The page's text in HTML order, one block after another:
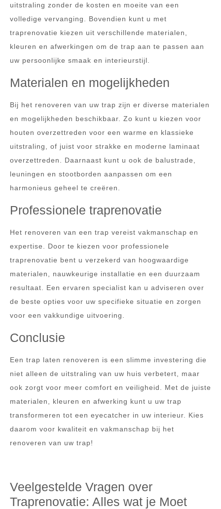
uitstraling zonder de kosten en moeite van een
volledige vervanging. Bovendien kunt u met
traprenovatie kiezen uit verschillende materialen,
kleuren en afwerkingen om de trap aan te passen aan
uw persoonlijke smaak en interieurstijl.
Materialen en mogelijkheden
Bij het renoveren van uw trap zijn er diverse materialen
en mogelijkheden beschikbaar. Zo kunt u kiezen voor
houten overzettreden voor een warme en klassieke
uitstraling, of juist voor strakke en moderne laminaat
overzettreden. Daarnaast kunt u ook de balustrade,
leuningen en stootborden aanpassen om een
harmonieus geheel te creëren.
Professionele traprenovatie
Het renoveren van een trap vereist vakmanschap en
expertise. Door te kiezen voor professionele
traprenovatie bent u verzekerd van hoogwaardige
materialen, nauwkeurige installatie en een duurzaam
resultaat. Een ervaren specialist kan u adviseren over
de beste opties voor uw specifieke situatie en zorgen
voor een vakkundige uitvoering.
Conclusie
Een trap laten renoveren is een slimme investering die
niet alleen de uitstraling van uw huis verbetert, maar
ook zorgt voor meer comfort en veiligheid. Met de juiste
materialen, kleuren en afwerking kunt u uw trap
transformeren tot een eyecatcher in uw interieur. Kies
daarom voor kwaliteit en vakmanschap bij het
renoveren van uw trap!
Veelgestelde Vragen over
Traprenovatie: Alles wat je Moet